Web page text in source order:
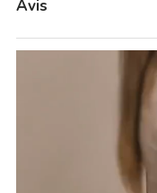
Avis